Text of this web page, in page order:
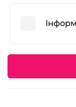
Угода
Повернення